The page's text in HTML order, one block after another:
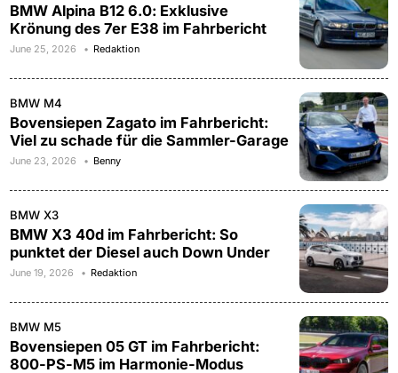
BMW Alpina B12 6.0: Exklusive
Krönung des 7er E38 im Fahrbericht
June 25, 2026 Redaktion
BMW M4
Bovensiepen Zagato im Fahrbericht:
Viel zu schade für die Sammler-Garage
June 23, 2026 Benny
BMW X3
BMW X3 40d im Fahrbericht: So
punktet der Diesel auch Down Under
June 19, 2026 Redaktion
BMW M5
Bovensiepen 05 GT im Fahrbericht:
800-PS-M5 im Harmonie-Modus